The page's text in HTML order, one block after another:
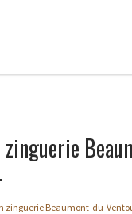
zinguerie
zinguerie Beaumont-du-